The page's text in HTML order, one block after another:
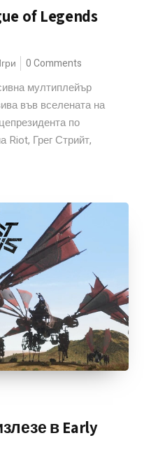
of Legends
0 Comments
мултиплейър
във вселената на
по
Riot, Грег Стрийт,
в Early